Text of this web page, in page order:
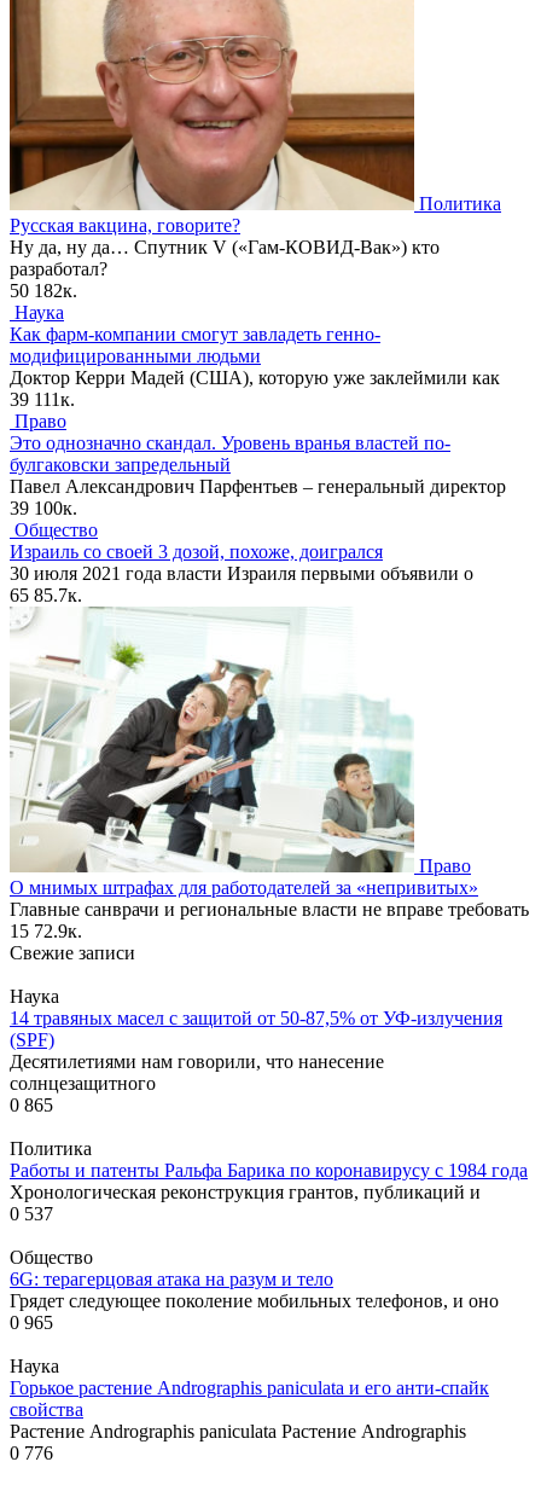
Политика
Русская вакцина, говорите?
Ну да, ну да… Спутник V («Гам-КОВИД-Вак») кто
разработал?
50 182к.
Наука
Как фарм-компании смогут завладеть генно-
модифицированными людьми
Доктор Керри Мадей (США), которую уже заклеймили как
39 111к.
Право
Это однозначно скандал. Уровень вранья властей по-
булгаковски запредельный
Павел Александрович Парфентьев – генеральный директор
39 100к.
Общество
Израиль со своей 3 дозой, похоже, доигрался
30 июля 2021 года власти Израиля первыми объявили о
65 85.7к.
Право
О мнимых штрафах для работодателей за «непривитых»
Главные санврачи и региональные власти не вправе требовать
15 72.9к.
Свежие записи
Наука
14 травяных масел с защитой от 50-87,5% от УФ-излучения
(SPF)
Десятилетиями нам говорили, что нанесение
солнцезащитного
0 865
Политика
Работы и патенты Ральфа Барика по коронавирусу с 1984 года
Хронологическая реконструкция грантов, публикаций и
0 537
Общество
6G: терагерцовая атака на разум и тело
Грядет следующее поколение мобильных телефонов, и оно
0 965
Наука
Горькое растение Andrographis paniculata и его анти-спайк
свойства
Растение Andrographis paniculata Растение Andrographis
0 776